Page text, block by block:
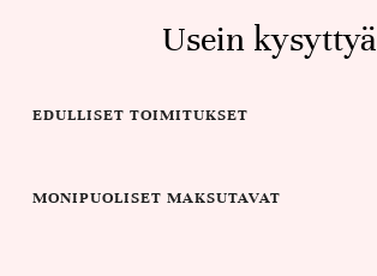
Usein kysyttyä
EDULLISET TOIMITUKSET
MONIPUOLISET MAKSUTAVAT